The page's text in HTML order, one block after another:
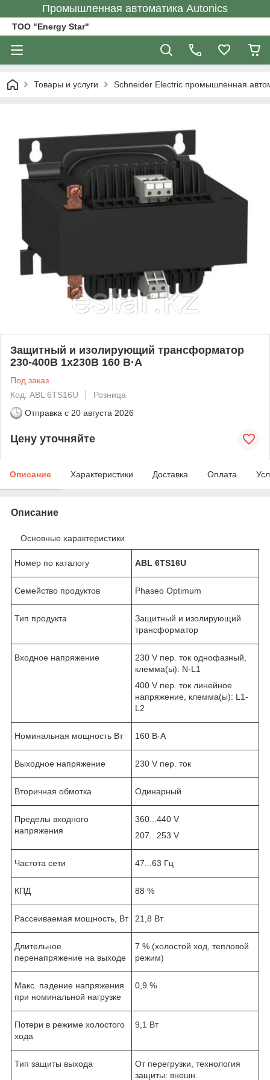
Промышленная автоматика Autonics
ТОО "Energy Star"
Товары и услуги Schneider Electric промышленная
Защитный и изолирующий трансформатор
230-400В 1x230В 160 В·А
Под заказ
Код: ABL 6TS16U
Розница
Отправка с 20 августа 2026
Цену уточняйте
Описание Характеристики Доставка Оплата
Описание
Основные характеристики
Номер по каталогу ABL 6TS16U
Семейство продуктов Phaseo Optimum
Тип продукта
Защитный и изолирующий
трансформатор
Входное напряжение
230 V пер. ток однофазный,
клемма(ы): N-L1
400 V пер. ток линейное
напряжение, клемма(ы): L1-
L2
Номинальная мощность Вт 160 В·А
Выходное напряжение 230 V пер. ток
Вторичная обмотка Одинарный
Пределы входного
напряжения
360...440 V
207...253 V
Частота сети 47...63 Гц
КПД 88 %
Рассеиваемая мощность, Вт 21,8 Вт
Длительное
перенапряжение на выходе
7 % (холостой ход, тепловой
режим)
Макс. падение напряжения
при номинальной нагрузке
0,9 %
Потери в режиме холостого
хода
9,1 Вт
Тип защиты выхода
От перегрузки, технология
защиты: внешн.